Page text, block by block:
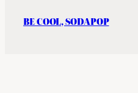
BE COOL, SODAPOP